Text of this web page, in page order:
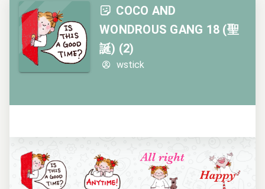
COCO AND
WONDROUS GANG 18 (聖
誕) (2)
wstick